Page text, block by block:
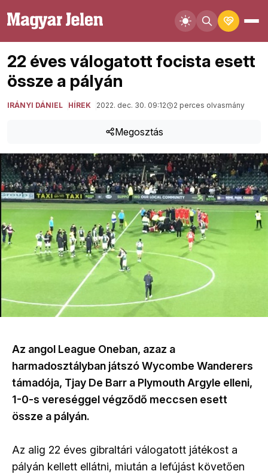
22 éves válogatott focista esett
össze a pályán
IRÁNYI DÁNIEL HÍREK 2022. dec. 30. 09:12 2 perces olvasmány
Megosztás
Az angol League Oneban, azaz a
harmadosztályban játszó Wycombe Wanderers
támadója, Tjay De Barr a Plymouth Argyle elleni,
1-0-s vereséggel végződő meccsen esett
össze a pályán.
Az alig 22 éves gibraltári válogatott játékost a
pályán kellett ellátni, miután a lefújást követően